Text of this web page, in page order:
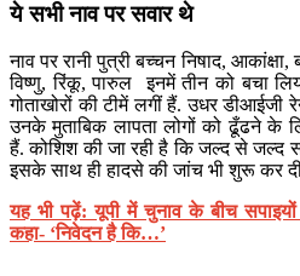
ये सभी नाव पर सवार थे
नाव पर रानी पुत्री बच्चन निषाद,
विष्णु, रिंकू, पारुल इनमें तीन को बचा
गोताखोरों की टीमें लगीं हैं. उधर डीआईजी
उनके मुताबिक लापता लोगों को ढूँढने के
हैं. कोशिश की जा रही है कि जल्द से जल्द
इसके साथ ही हादसे की जांच भी शुरू कर
यह भी पढ़ें: यूपी में चुनाव के बीच
कहा- ‘निवेदन है कि…’